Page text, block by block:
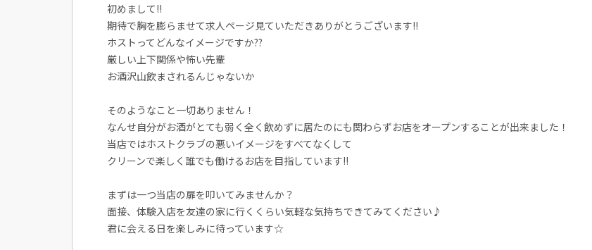
初めまして!!
期待で胸を膨らませて求人ページ見ていただきありがとうございます!!
ホストってどんなイメージですか??
厳しい上下関係や怖い先輩
お酒沢山飲まされるんじゃないか
そのようなこと一切ありません！
なんせ自分がお酒がとても弱く全く飲めずに居たのにも関わらずお店をオープンすることが出来ました！
当店ではホストクラブの悪いイメージをすべてなくして
クリーンで楽しく誰でも働けるお店を目指しています!!
まずは一つ当店の扉を叩いてみませんか？
面接、体験入店を友達の家に行くくらい気軽な気持ちできてみてください♪
君に会える日を楽しみに待っています☆